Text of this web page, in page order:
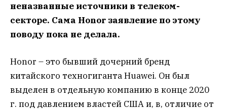
неназванные источники в телеком-
секторе. Сама Honor заявление по этому
поводу пока не делала.
Honor – это бывший дочерний бренд
китайского техногиганта Huawei. Он был
выделен в отдельную компанию в конце 2020
г. под давлением властей США и, в, отличие от